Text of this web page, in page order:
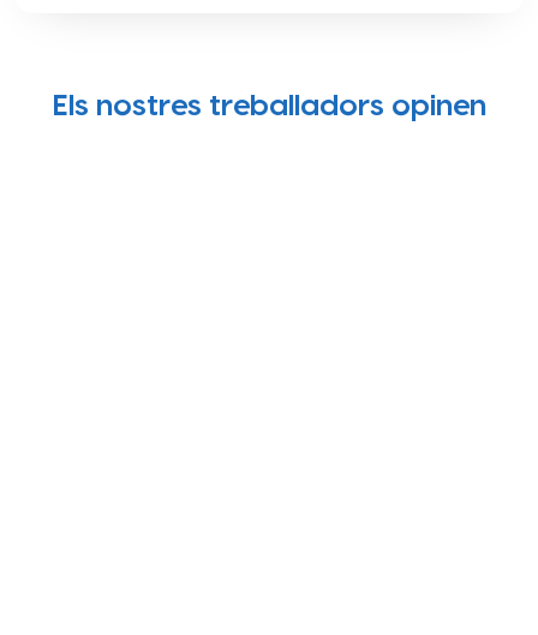
Els nostres treballadors opinen